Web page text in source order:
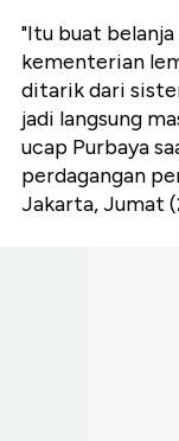
"Itu buat
kementerian
ditarik dari
jadi langsung
ucap Purbaya
perdagangan
Jakarta, Jumat